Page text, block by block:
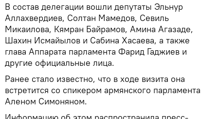
В состав делегации вошли депутаты Эльнур
Аллахвердиев, Солтан Мамедов, Севиль
Микаилова, Кямран Байрамов, Амина Агазаде,
Шахин Исмайылов и Сабина Хасаева, а также
глава Аппарата парламента Фарид Гаджиев и
другие официальные лица.
Ранее стало известно, что в ходе визита она
встретится со спикером армянского парламента
Аленом Симоняном.